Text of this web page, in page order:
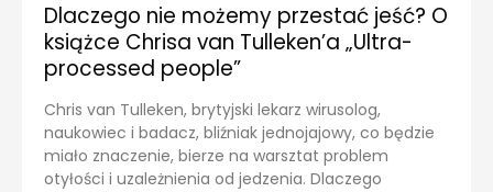
Dlaczego nie możemy przestać jeść? O
książce Chrisa van Tulleken’a „Ultra-
processed people”
Chris van Tulleken, brytyjski lekarz wirusolog,
naukowiec i badacz, bliźniak jednojajowy, co będzie
miało znaczenie, bierze na warsztat problem
otyłości i uzależnienia od jedzenia. Dlaczego